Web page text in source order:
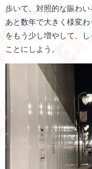
歩いて、対照的な賑わい
あと数年で大きく様変
をもう少し増やして、
ことにしよう。